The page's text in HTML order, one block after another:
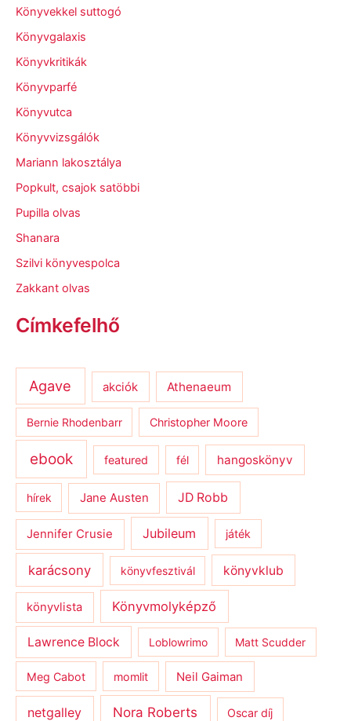
Könyvekkel suttogó
Könyvgalaxis
Könyvkritikák
Könyvparfé
Könyvutca
Könyvvizsgálók
Mariann lakosztálya
Popkult, csajok satöbbi
Pupilla olvas
Shanara
Szilvi könyvespolca
Zakkant olvas
Címkefelhő
Agave akciók Athenaeum
Bernie Rhodenbarr Christopher Moore
ebook featured fél hangoskönyv
hírek Jane Austen JD Robb
Jennifer Crusie Jubileum játék
karácsony könyvfesztivál könyvklub
könyvlista Könyvmolyképző
Lawrence Block Loblowrimo Matt Scudder
Meg Cabot momlit Neil Gaiman
netgalley Nora Roberts Oscar díj